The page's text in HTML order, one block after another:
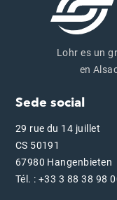
Lohr es un
en
Sede social
29 rue du 14 juillet
CS 50191
67980 Hangenbieten
Tél. : +33 3 88 38 98